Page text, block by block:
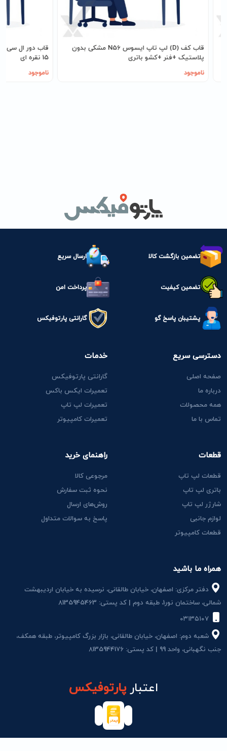
قاب کف (D) لپ تاپ ایسوس N56 مشکی بدون
پلاستيک +فنر +کشو باتری
ناموجود
15 نقره ای
ناموجود
تضمین بازگشت کالا ارسال سریع
تضمین کیفیت پرداخت امن
پشتیبان پاسخ گو گارانتی پارتوفیکس
همراه ما باشید
دفتر مرکزی: اصفهان، خیابان طالقانی، نرسیده به خیابان اردیبهشت
شمالی، ساختمان نور1، طبقه دوم | کد پستی: 8135945463
شعبه دوم: اصفهان، خیابان طالقانی، بازار بزرگ کامپیوتر، طبقه همکف،
جنب نگهبانی، واحد 99 | کد پستی: 8135944176
دسترسی سریع
صفحه اصلی
درباره ما
همه محصولات
تماس با ما
قطعات
قطعات لپ تاپ
باتری لپ تاپ
شارژر لپ تاپ
لوازم جانبی
قطعات کامپیوتر
خدمات
گارانتی پارتوفیکس
تعمیرات ایکس باکس
تعمیرات لپ تاپ
تعمیرات کامپیوتر
راهنمای خرید
مرجوعی کالا
نحوه ثبت سفارش
روش‌های ارسال
پاسخ به سوالات متداول
اعتبارپارتوفیکس